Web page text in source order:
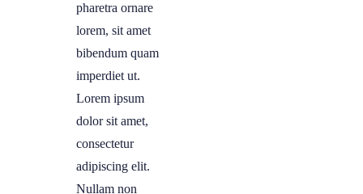
pharetra ornare
lorem, sit amet
bibendum quam
imperdiet ut.
Lorem ipsum
dolor sit amet,
consectetur
adipiscing elit.
Nullam non